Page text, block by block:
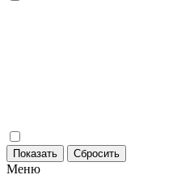
Меню